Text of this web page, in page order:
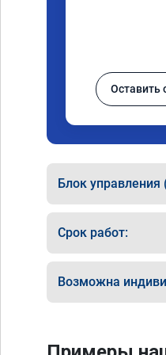
Оставить
Блок управления
Срок работ:
Возможна